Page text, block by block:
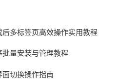
多标签页高效操作实用教程
量安装与管理教程
切换操作指南